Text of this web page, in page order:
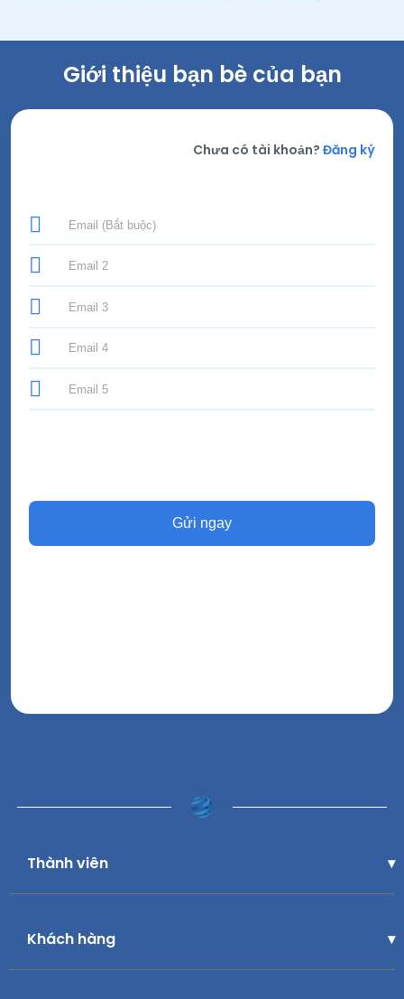
Giới thiệu bạn bè của bạn
Chưa có tài khoản? Đăng ký
Thành viên
Khách hàng